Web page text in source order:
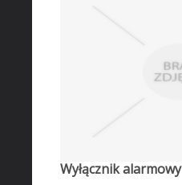
Usługi Motoryzacyjne
Materiały Reklamowe
Wyłącznik